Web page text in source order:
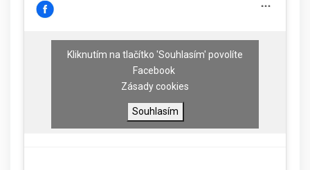
Kliknutím na tlačítko 'Souhlasím' povolíte
Facebook
Zásady cookies
Souhlasím